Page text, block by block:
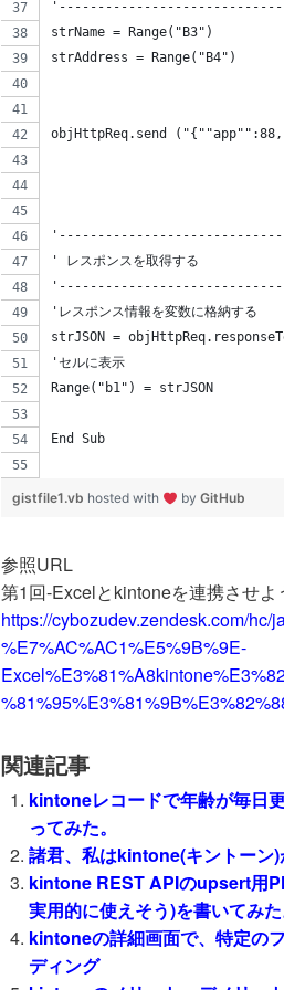
strName = Range("B3")
strAddress = Range("B4")
objHttpReq.send
' レスポンスを取得する
'レスポンス情報を変数に格納する
strJSON =
'セルに表示
Range("b1") = strJSON
End Sub
gistfile1.vb hosted with by GitHub
参照URL
第1回-Excelとkintoneを連携させよ
https://cybozudev.zendesk.com/hc/
%E7%AC%AC1%E5%9B%9E-
関連記事
kintoneレコードで年齢が毎日
ってみた。
諸君、私はkintone(キントーン
kintone REST APIのupsert用
実用的に使えそう)を書いてみた
kintoneの詳細画面で、特定の
ディング